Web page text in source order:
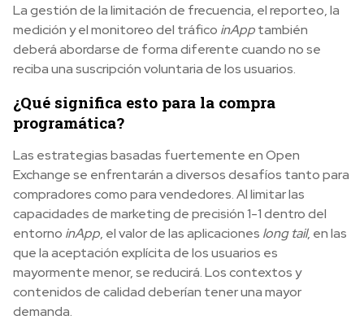
La gestión de la limitación de frecuencia, el reporteo, la
medición y el monitoreo del tráfico inApptambién
deberá abordarse de forma diferente cuando no se
reciba una suscripción voluntaria de los usuarios.
¿Qué significa esto para la compra
programática?
Las estrategias basadas fuertemente en Open
Exchange se enfrentarán a diversos desafíos tanto para
compradores como para vendedores. Al limitar las
capacidades de marketing de precisión 1-1 dentro del
entorno inApp, el valor de las aplicaciones long tail, en las
que la aceptación explícita de los usuarios es
mayormente menor, se reducirá. Los contextos y
contenidos de calidad deberían tener una mayor
demanda.